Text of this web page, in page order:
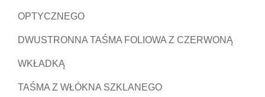
OPTYCZNEGO
DWUSTRONNA TAŚMA FOLIOWA Z CZERWONĄ
WKŁADKĄ
TAŚMA Z WŁÓKNA SZKLANEGO